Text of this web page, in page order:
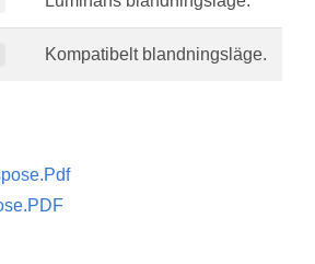
Kompatibelt blandningsläge.